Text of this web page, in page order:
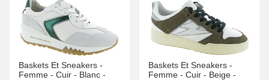
Baskets Et Sneakers -
Femme - Cuir - Blanc -
Baskets Et Sneakers -
Femme - Cuir - Beige -